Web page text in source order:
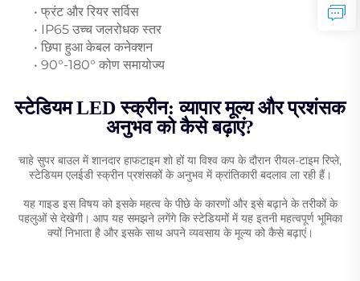
• फ्रंट और रियर सर्विस
• IP65 उच्च जलरोधक स्तर
• छिपा हुआ केबल कनेक्शन
• 90°-180° कोण समायोज्य
स्टेडियम LED स्क्रीन: व्यापार मूल्य और प्रशंसक
अनुभव को कैसे बढ़ाएं?
चाहे सुपर बाउल में शानदार हाफटाइम शो हों या विश्व कप के दौरान रीयल-टाइम रिप्ले,
स्टेडियम एलईडी स्क्रीन प्रशंसकों के अनुभव में क्रांतिकारी बदलाव ला रही हैं।
यह गाइड इस विषय को इसके महत्व के पीछे के कारणों और इसे बढ़ाने के तरीकों के
पहलुओं से देखेगी। आप यह समझने लगेंगे कि स्टेडियमों में यह इतनी महत्वपूर्ण भूमिका
क्यों निभाता है और इसके साथ अपने व्यवसाय के मूल्य को कैसे बढ़ाएं।